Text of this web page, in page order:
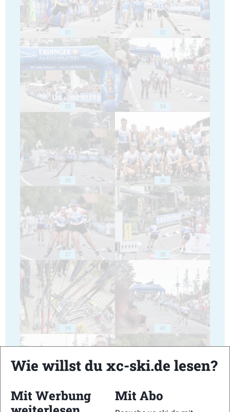
31 32
33 34
35 36
37 38
39 40
41 42
Wie willst du xc-ski.de lesen?
Mit Werbung
Mit Abo